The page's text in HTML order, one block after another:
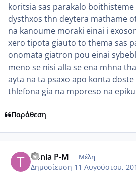
koritsia sas parakalo
dysthxos thn deytera mathame
na kanoume moraki einai i
xero tipota giauto to thema sas
onomata giatron pou einai
meno se nisi alla se ena mhna
ayta na ta psaxo apo konta
thlefona gia na mporeso na
Παράθεση
Tonia P-M Μέλη
Δημοσίευση 11 Αυγούστου,